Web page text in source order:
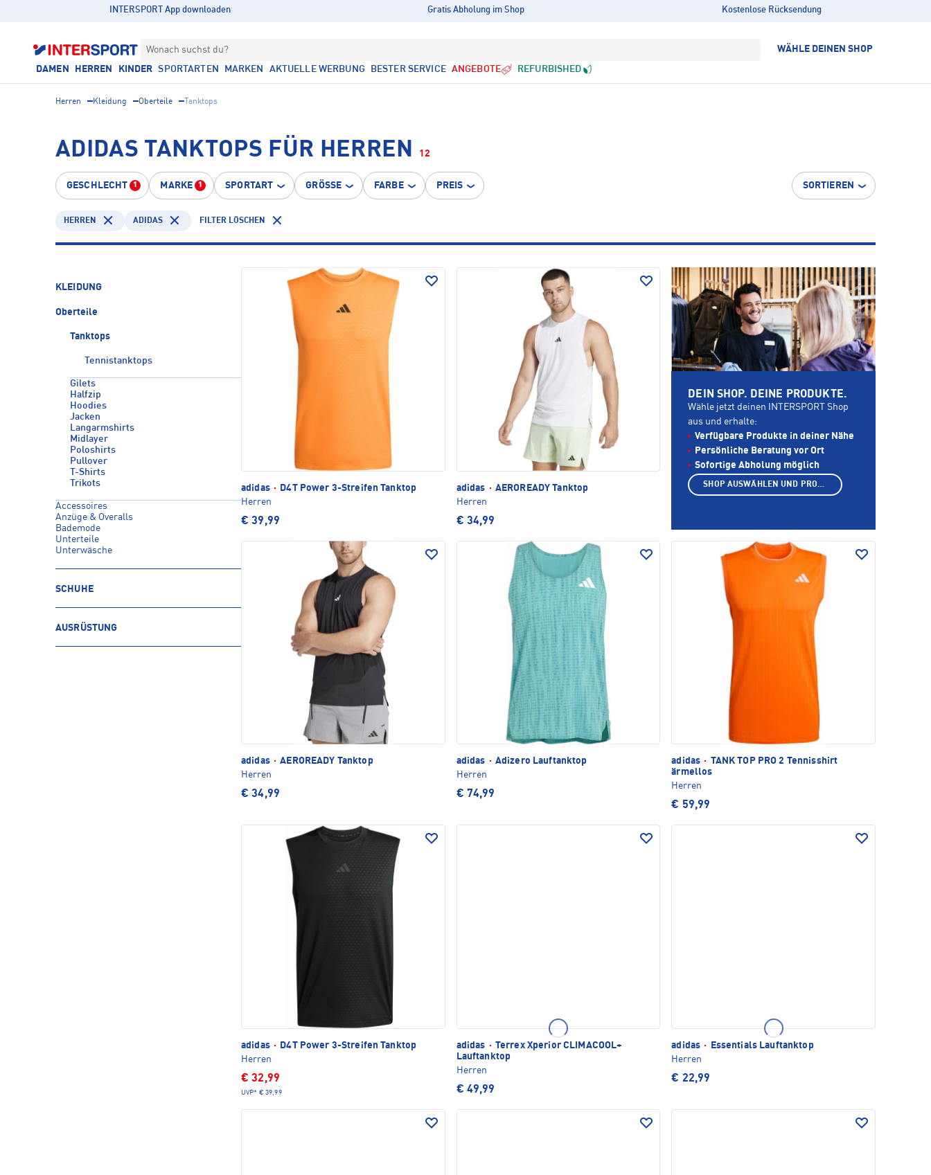
INTERSPORT App downloaden Gratis Abholung im Shop Kostenlose Rücksendung
Wonach suchst du? WÄHLE DEINEN SHOP
DAMEN HERREN KINDER SPORTARTEN MARKEN AKTUELLE WERBUNG BESTER SERVICE ANGEBOTE REFURBISHED
Herren Kleidung Oberteile Tanktops
ADIDAS TANKTOPS FÜR HERREN 12
GESCHLECHT 1 MARKE 1 SPORTART GRÖSSE FARBE PREIS SORTIEREN
HERREN ADIDAS FILTER LÖSCHEN
KLEIDUNG
Oberteile
Tanktops
Tennistanktops
Gilets
Halfzip
Hoodies
Jacken
Langarmshirts
Midlayer
Poloshirts
Pullover
T-Shirts
Trikots
Accessoires
Anzüge & Overalls
Bademode
Unterteile
Unterwäsche
SCHUHE
AUSRÜSTUNG
adidas ·
D4T Power 3-Streifen Tanktop
Herren
€ 39,99
adidas · AEROREADY Tanktop
Herren
€ 34,99
adidas · AEROREADY Tanktop
Herren
€ 34,99
adidas · Adizero Lauftanktop
Herren
€ 74,99
adidas · TANK TOP PRO 2 Tennisshirt
ärmellos
Herren
€ 59,99
adidas ·
D4T Power 3-Streifen Tanktop
Herren
€ 32,99
UVP* € 39,99
adidas · Terrex Xperior CLIMACOOL+
Lauftanktop
Herren
€ 49,99
adidas ·
Essentials Lauftanktop
Herren
€ 22,99
DEIN SHOP. DEINE PRODUKTE.
Wähle jetzt deinen INTERSPORT Shop
aus und erhalte:
Verfügbare Produkte in deiner Nähe
Persönliche Beratung vor Ort
Sofortige Abholung möglich
SHOP AUSWÄHLEN UND PRODUKTE ANZEIGEN